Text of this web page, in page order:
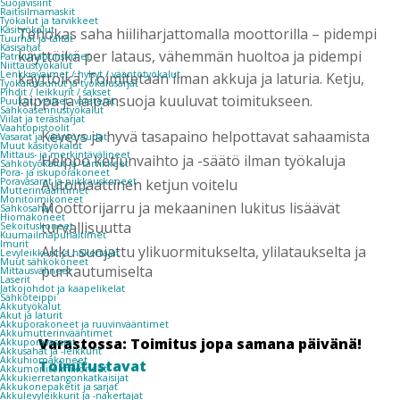
Suojavisiirit
Raitisilmamaskit
Työkalut ja tarvikkeet
Käsityökalut
Tuurnat ja taltat
Käsisahat
Patruunapuristimet
Niittaustyökalut
Lenkkiavaimet / hylsyt / vääntötyökalut
Työkaluvaunut ja työkalusarjat
Pihdit / leikkurit / sakset
Puukot, veitset, varaterät
Sähköasennustyökalut
Viilat ja teräsharjat
Vaahtopistoolit
Vasarat ja vääntöraudat
Muut käsityökalut
Mittaus- ja merkintävälineet
Sähkötyökalut ja -tarvikkeet
Pora- ja iskuporakoneet
Poravasarat ja piikkauskoneet
Mutterinvääntimet
Monitoimikoneet
Sähkösahat
Hiomakoneet
Sekoituskoneet
Kuumailmapuhaltimet
Imurit
Levyleikkurit ja nakertajat
Muut sähkökoneet
Mittausvälineet
Laserit
Jatkojohdot ja kaapelikelat
Sähköteippi
Akkutyökalut
Akut ja laturit
Akkuporakoneet ja ruuvinvääntimet
Akkumutterinvääntimet
Akkuporavasarat
Akkusahat ja -leikkurit
Akkuhiomakoneet
Akkumonitoimikoneet
Akkukierretangonkatkaisijat
Akkukonepaketit ja sarjat
Akkulevyleikkurit ja -nakertajat
Tehokas saha hiiliharjattomalla moottorilla – pidempi
käyttöikä per lataus, vähemmän huoltoa ja pidempi
käyttöikä. Toimitetaan ilman akkuja ja laturia. Ketju,
laippa ja laipansuoja kuuluvat toimitukseen.
Keveys ja hyvä tasapaino helpottavat sahaamista
Helppo ketjunvaihto ja -säätö ilman työkaluja
Automaattinen ketjun voitelu
Moottorijarru ja mekaaninen lukitus lisäävät
turvallisuutta
Akku suojattu ylikuormitukselta, ylilataukselta ja
purkautumiselta
Varastossa: Toimitus jopa samana päivänä!
Toimitustavat